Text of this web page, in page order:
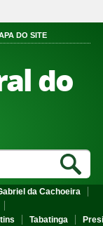
DO SITE
do
da Cachoeira
Tabatinga